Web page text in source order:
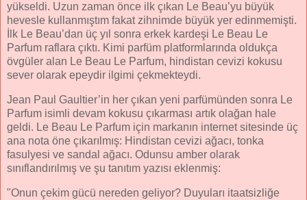
yükseldi. Uzun zaman önce ilk çıkan Le Beau’yu büyük
hevesle kullanmıştım fakat zihnimde büyük yer edinmemişti.
İlk Le Beau’dan üç yıl sonra erkek kardeşi Le Beau Le
Parfum raflara çıktı. Kimi parfüm platformlarında oldukça
övgüler alan Le Beau Le Parfum, hindistan cevizi kokusu
sever olarak epeydir ilgimi çekmekteydi.
Jean Paul Gaultier’in her çıkan yeni parfümünden sonra Le
Parfum isimli devam kokusu çıkarması artık olağan hale
geldi. Le Beau Le Parfum için markanın internet sitesinde üç
ana nota öne çıkarılmış: Hindistan cevizi ağacı, tonka
fasulyesi ve sandal ağacı. Odunsu amber olarak
sınıflandırılmış ve şu tanıtım yazısı eklenmiş:
"Onun çekim gücü nereden geliyor? Duyuları itaatsizliğe